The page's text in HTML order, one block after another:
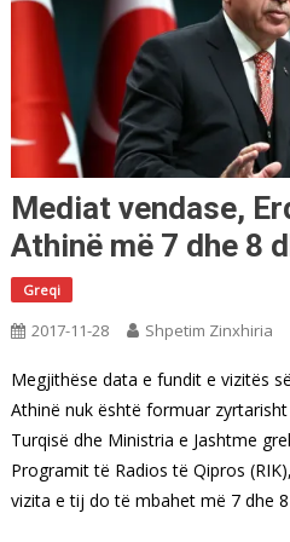
Mediat vendase,
Athinë më 7 dhe 8
Greqi
2017-11-28 Shpetim Zinxhiria
Megjithëse data e fundit e vizitës
Athinë nuk është formuar
Turqisë dhe Ministria e Jashtme
Programit të Radios të Qipros
vizita e tij do të mbahet më 7 dhe